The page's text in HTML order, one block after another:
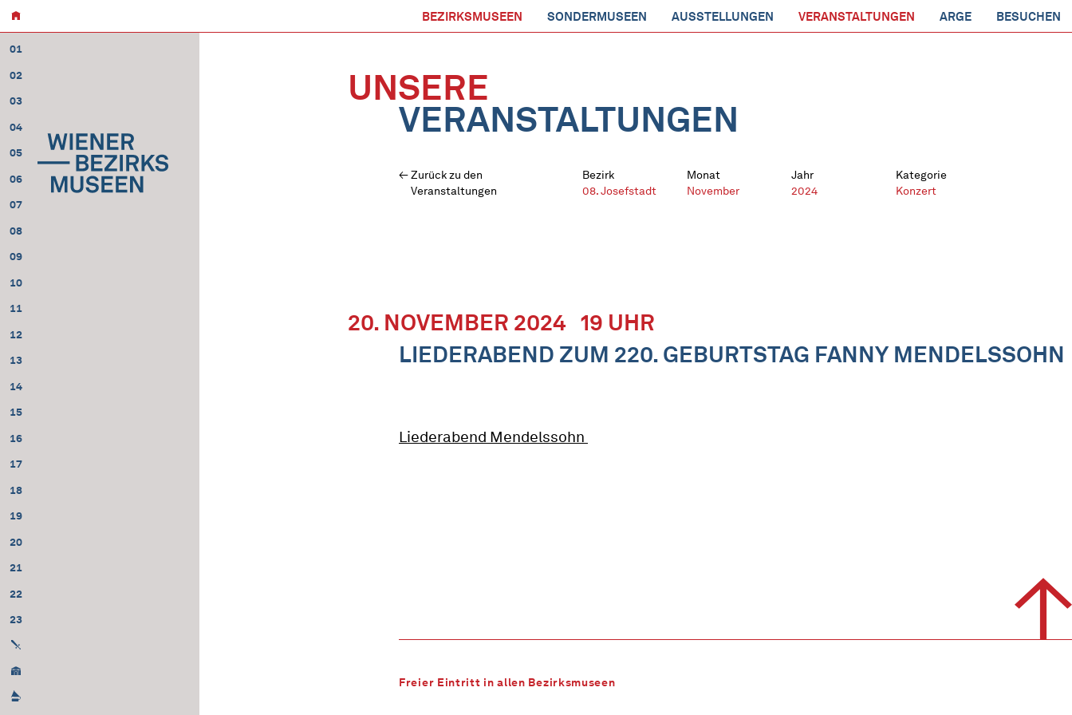
BEZIRKSMUSEEN SONDERMUSEEN AUSSTELLUNGEN VERANSTALTUNGEN ARGE BESUCHEN
01
02
03
04
05
06
07
08
09
10
11
12
13
14
15
16
17
18
19
20
21
22
23
UNSERE
VERANSTALTUNGEN
Zurück zu den
Veranstaltungen
Bezirk
08. Josefstadt
Monat
November
Jahr
2024
Kategorie
Konzert
20. NOVEMBER 2024 19 UHR
LIEDERABEND ZUM 220. GEBURTSTAG FANNY MENDELSSOHN
Liederabend Mendelssohn
Freier Eintritt in allen Bezirksmuseen